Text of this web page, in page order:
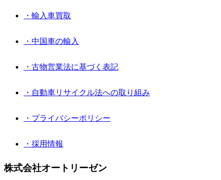
・輸入車買取
・中国車の輸入
・古物営業法に基づく表記
・自動車リサイクル法への取り組み
・プライバシーポリシー
・採用情報
株式会社オートリーゼン